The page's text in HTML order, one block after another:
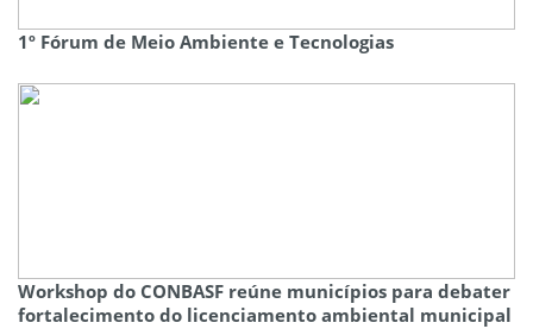
1º Fórum de Meio Ambiente e Tecnologias
Workshop do CONBASF reúne municípios para debater
fortalecimento do licenciamento ambiental municipal